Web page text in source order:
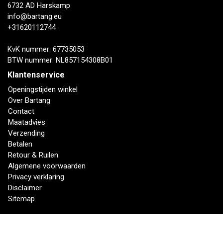
6732 AD Harskamp
info@bartang.eu
+31620112744
KvK nummer: 67735053
BTW nummer: NL857154308B01
Klantenservice
Openingstijden winkel
Over Bartang
Contact
Maatadvies
Verzending
Betalen
Retour & Ruilen
Algemene voorwaarden
Privacy verklaring
Disclaimer
Sitemap